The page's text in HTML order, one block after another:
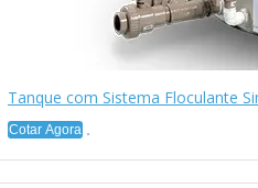
Tanque com Sistema Floculante
Cotar Agora